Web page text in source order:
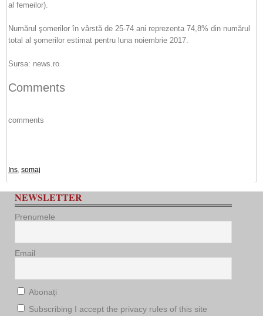
al femeilor).
Numărul şomerilor în vârstă de 25-74 ani reprezenta 74,8% din numărul
total al şomerilor estimat pentru luna noiembrie 2017.
Sursa: news.ro
Comments
comments
Ins, somaj
NEWSLETTER
Prenumele
Email
Abonați
Subscribing I accept the privacy rules of this site